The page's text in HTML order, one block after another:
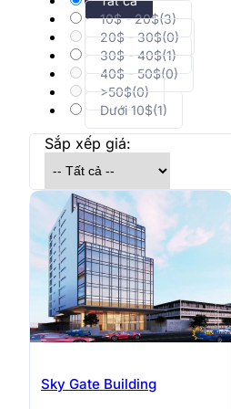
Quận 12
Quận Thủ Đức
Quận Bình Thạnh
Quận Tân Phú
Quận Tân Bình
10$ - 20$(3)
20$ - 30$(0)
30$ - 40$(1)
40$ - 50$(0)
>50$(0)
Dưới 10$(1)
Sắp xếp giá:
Sky Gate Building